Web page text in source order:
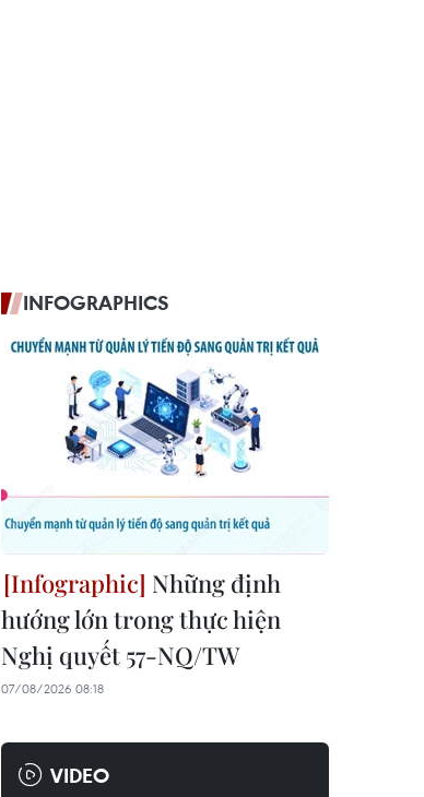
INFOGRAPHICS
Những định
hướng lớn trong thực hiện
Nghị quyết 57-NQ/TW
07/08/2026 08:18
VIDEO